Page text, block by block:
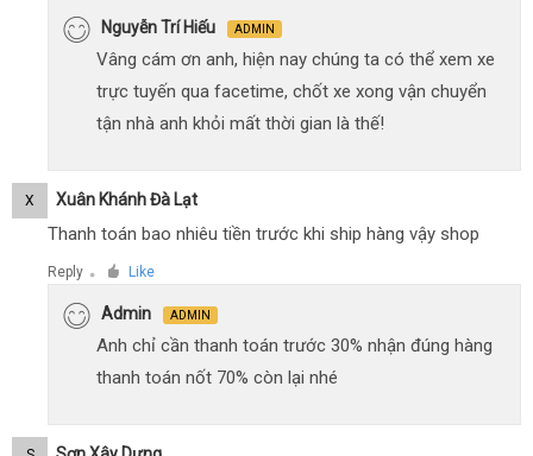
Nguyễn Trí Hiếu ADMIN
Vâng cám ơn anh, hiện nay chúng ta có thể xem xe
trực tuyến qua facetime, chốt xe xong vận chuyển
tận nhà anh khỏi mất thời gian là thế!
X Xuân Khánh Đà Lạt
Thanh toán bao nhiêu tiền trước khi ship hàng vậy shop
Reply ● Like
Admin ADMIN
Anh chỉ cần thanh toán trước 30% nhận đúng hàng
thanh toán nốt 70% còn lại nhé